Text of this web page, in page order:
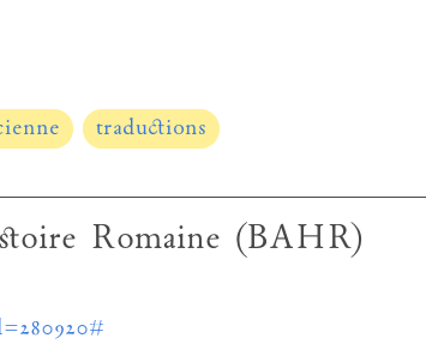
traductions
Romaine (BAHR)